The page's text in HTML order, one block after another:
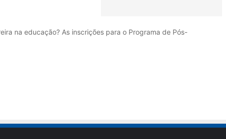
na educação? As inscrições para o Programa de Pós-